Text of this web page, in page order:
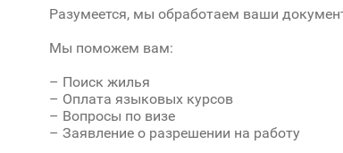
Разумеется, мы обработаем ваши
Мы поможем вам:
– Поиск жилья
– Oплата языковых курсов
– Вопросы по визе
– Заявление о разрешении на работу